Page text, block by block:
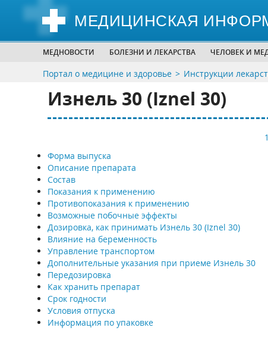
МЕДИЦИНСКАЯ
МЕДНОВОСТИ БОЛЕЗНИ И ЛЕКАРСТВА ЧЕЛОВЕК И
Портал о медицине и здоровье Инструкции
Изнель 30 (Iznel 30)
Форма выпуска
Описание препарата
Состав
Показания к применению
Противопоказания к применению
Возможные побочные эффекты
Дозировка, как принимать Изнель 30 (Iznel 30)
Влияние на беременность
Управление транспортом
Дополнительные указания при приеме Изнель 30
Передозировка
Как хранить препарат
Срок годности
Условия отпуска
Информация по упаковке